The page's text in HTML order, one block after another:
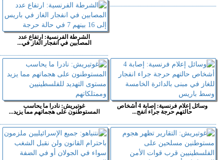
الشرطة الفرنسية: ارتفاع عدد
المصابين في انفجار الغاز في...
وسائل إعلام فرنسية: إصابة 4 أشخاص
حالتهم حرجة جراء انفج...
غوتيريش: نادرا ما يحاسب
المستوطنون على هجماتهم مما يزيد...